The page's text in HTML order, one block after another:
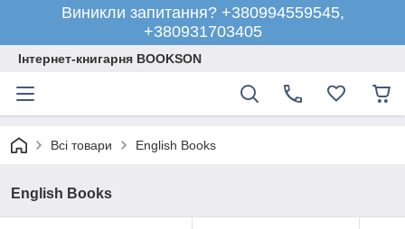
Виникли запитання? +380994559545,
+380931703405
Інтернет-книгарня BOOKSON
Всі товари English Books
English Books